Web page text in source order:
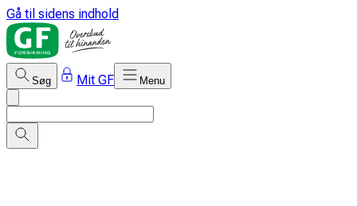
Gå til sidens indhold
Søg Mit GF Menu